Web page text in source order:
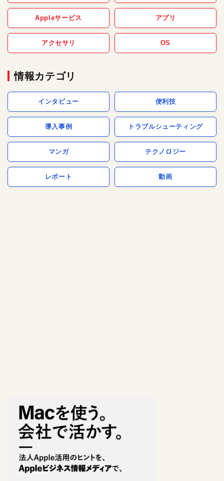
Appleサービス アプリ
アクセサリ OS
情報カテゴリ
インタビュー 便利技
導入事例 トラブルシューティング
マンガ テクノロジー
レポート 動画